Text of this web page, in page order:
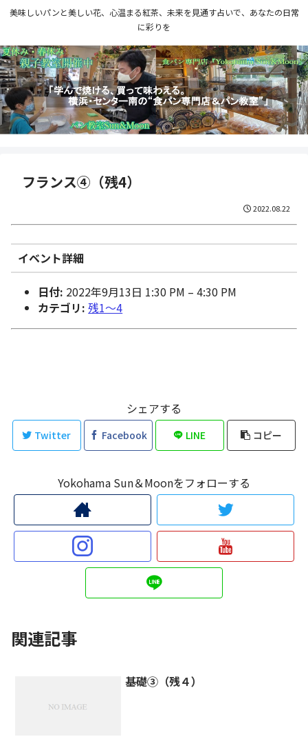
美味しいパンと美しい花、心温まる紅茶、未来を見通す占いで、あなたの日常
に彩りを
フランス④（残4）
2022.08.22
イベント詳細
日付: 2022年9月13日 1:30 PM –4:30 PM
カテゴリ: 残1〜4
シェアする
Twitter Facebook LINE コピー
Yokohama Sun＆Moonをフォローする
関連記事
基礎③（残４）